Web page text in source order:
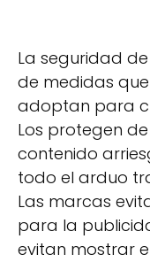
La seguridad
de medidas
adoptan para
Los protegen
contenido
todo el arduo
Las marcas
para la
evitan mostrar